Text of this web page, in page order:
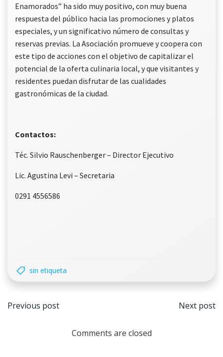
Enamorados” ha sido muy positivo, con muy buena
respuesta del público hacia las promociones y platos
especiales, y un significativo número de consultas y
reservas previas. La Asociación promueve y coopera con
este tipo de acciones con el objetivo de capitalizar el
potencial de la oferta culinaria local, y que visitantes y
residentes puedan disfrutar de las cualidades
gastronómicas de la ciudad.
Contactos:
Téc. Silvio Rauschenberger – Director Ejecutivo
Lic. Agustina Levi – Secretaria
0291 4556586
sin etiqueta
Navegación
Previous post Next post
Comments are closed